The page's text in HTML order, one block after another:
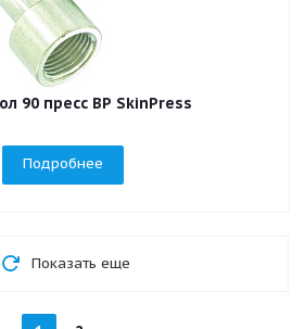
90 пресс ВР SkinPress
Подробнее
Показать еще